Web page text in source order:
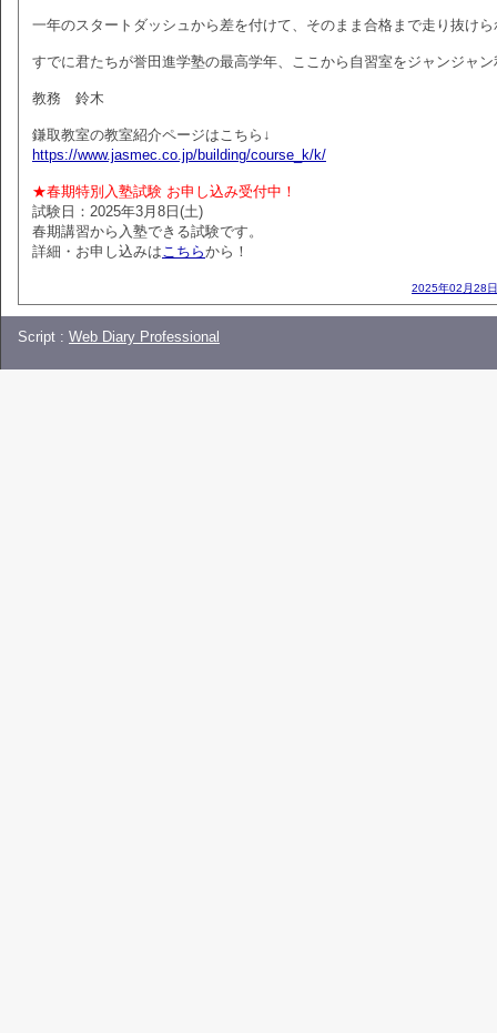
一年のスタートダッシュから差を付けて、そのまま合格まで走り抜け
すでに君たちが誉田進学塾の最高学年、ここから自習室をジャンジャ
教務 鈴木
鎌取教室の教室紹介ページはこちら↓
https://www.jasmec.co.jp/building/course_k/k/
★春期特別入塾試験 お申し込み受付中！
試験日：2025年3月8日(土)
春期講習から入塾できる試験です。
詳細・お申し込みはこちらから！
2025年02月28
Script : Web Diary Professional